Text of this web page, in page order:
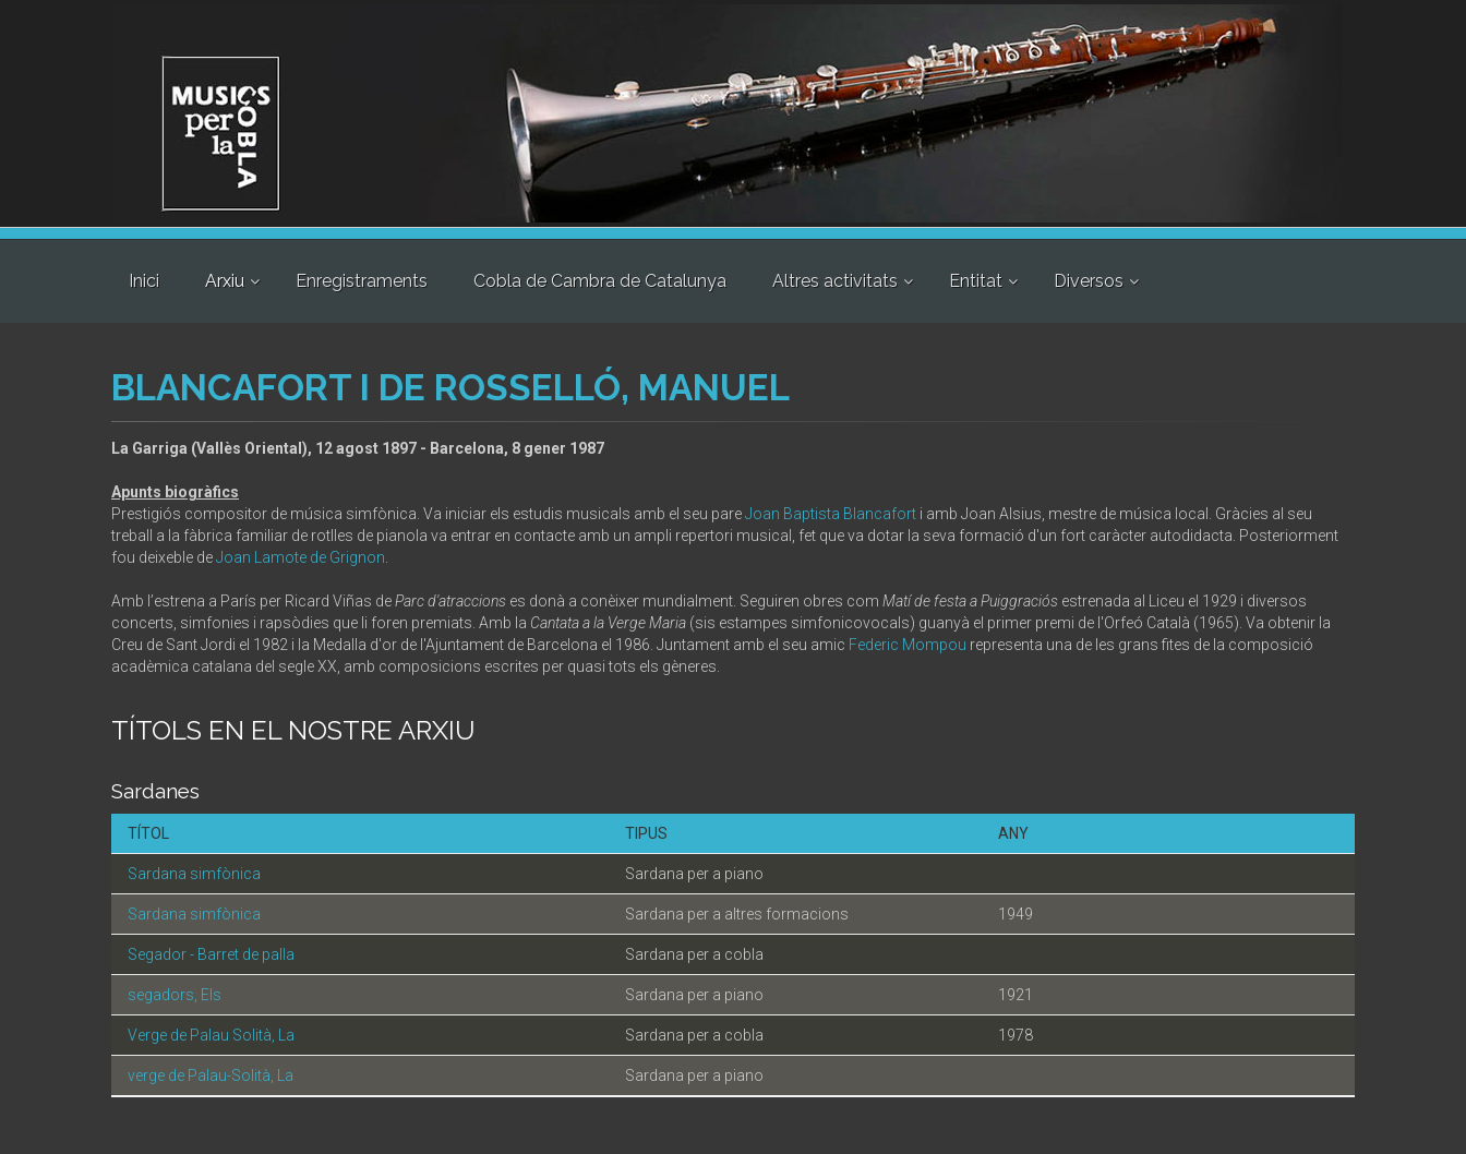
Inici Arxiu Enregistraments Cobla de Cambra de Catalunya Altres activitats Entitat Diversos
BLANCAFORT I DE ROSSELLÓ, MANUEL
La Garriga (Vallès Oriental), 12 agost 1897 - Barcelona, 8 gener 1987
Apunts biogràfics
Prestigiós compositor de música simfònica. Va iniciar els estudis musicals amb el seu pareJoan Baptista Blancafort i amb Joan Alsius, mestre de música local. Gràcies al seu
treball a la fàbrica familiar de rotlles de pianola va entrar en contacte amb un ampli repertori musical, fet que va dotar la seva formació d'un fort caràcter autodidacta. Posteriorment
fou deixeble deJoan Lamote de Grignon
Amb l’estrena a París per Ricard Viñas deParcd'atraccions es donà a conèixer mundialment. Seguiren obres com Matí de festa aPuiggraciós ­ estrenada al Liceu el 1929 i diversos
concerts, simfonies i rapsòdies que li foren premiats. Amb la Cantata a la Verge Maria (sis estampes simfonicovocals) guanyà el primer premi de l'Orfeó Català (1965). Va obtenir la
Creu de Sant Jordi el 1982 i la Medalla d'or de l'Ajuntament de Barcelona el 1986. Juntament amb el seu amic Federic Mompou representa una de les grans fites de la composició
acadèmica catalana del segle XX, amb composicions escrites per quasi tots els gèneres.
TÍTOLS EN EL NOSTRE ARXIU
Sardanes
TÍTOL TIPUS ANY
Sardana simfònica Sardana per a piano
Sardana simfònica Sardana per a altres formacions 1949
Segador - Barret de palla Sardana per a cobla
segadors, Els Sardana per a piano 1921
Verge de Palau Solità, La Sardana per a cobla 1978
verge de Palau-Solità, La Sardana per a piano